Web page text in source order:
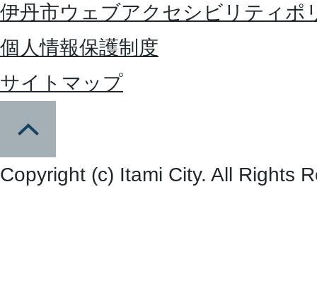
伊丹市ウェブアクセシビリティポ
個人情報保護制度
サイトマップ
Copyright (c) Itami City. All Rights